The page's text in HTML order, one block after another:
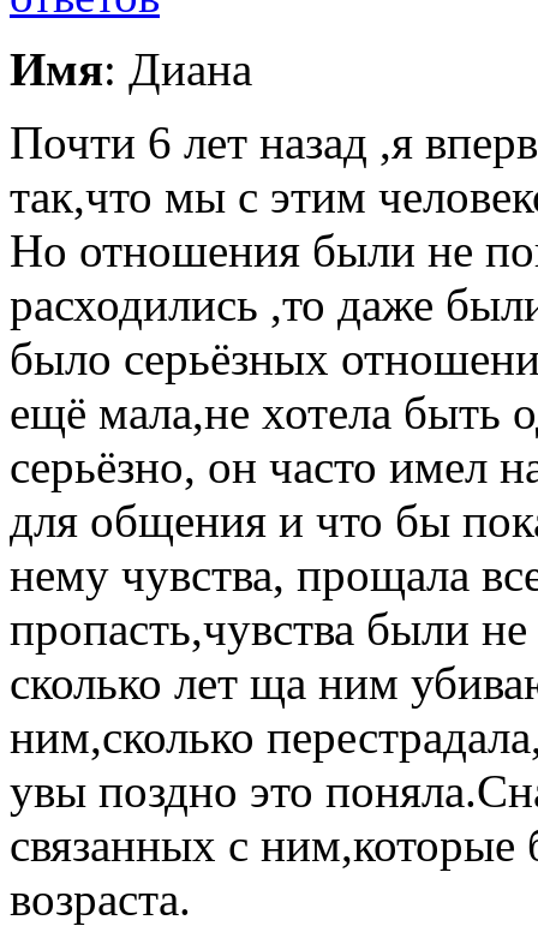
Имя: Диана
Почти 6 лет назад ,я
так,что мы с этим
Но отношения были не
расходились ,то даже
было серьёзных
ещё мала,не хотела быть
серьёзно, он часто имел
для общения и что бы
нему чувства, прощала
пропасть,чувства были
сколько лет ща ним
ним,сколько
увы поздно это
связанных с
возраста.